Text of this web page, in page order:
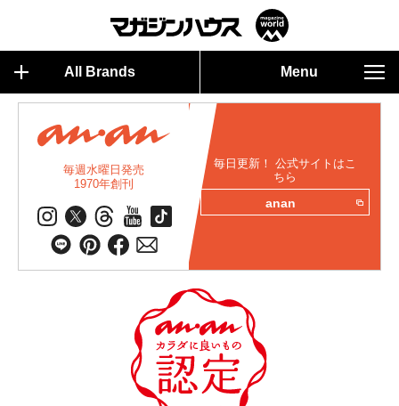
All Brands Menu
毎週水曜日発売
1970年創刊
毎日更新！ 公式サイトはこ
ちら
anan